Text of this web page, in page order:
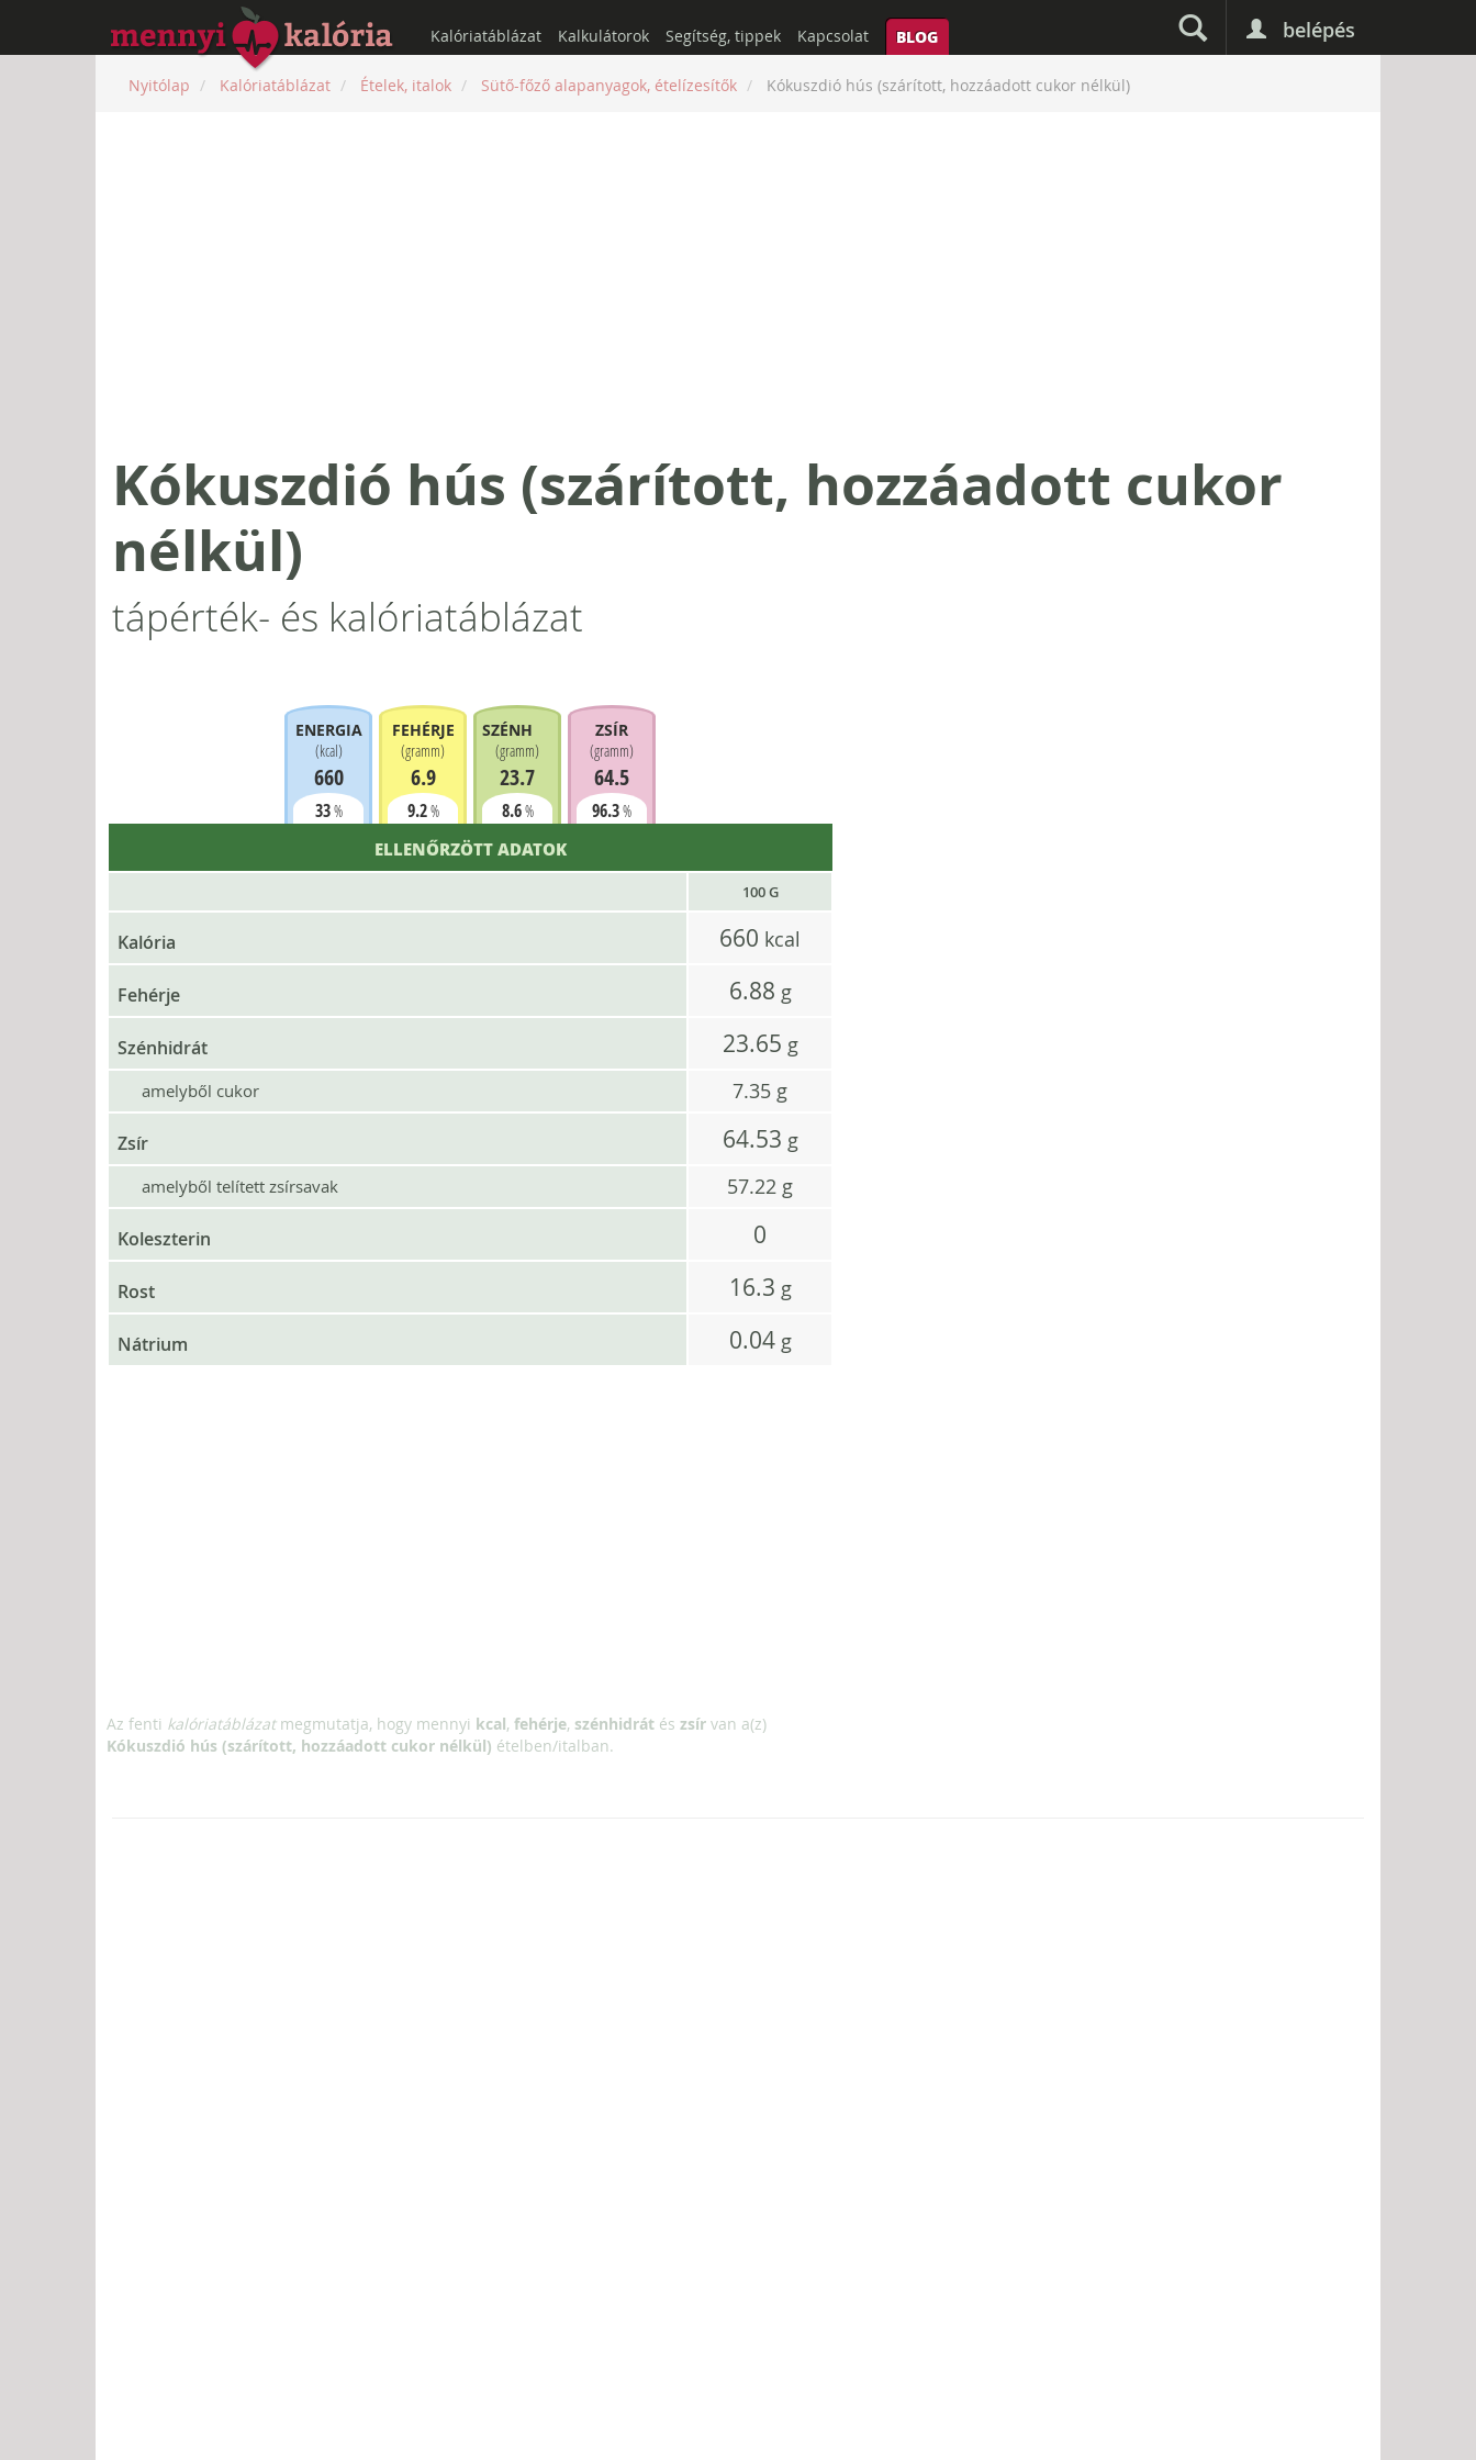
belépés
Kalóriatáblázat Kalkulátorok Segítség, tippek Kapcsolat BLOG
Nyitólap Kalóriatáblázat Ételek, italok Sütő-főző alapanyagok, ételízesítők Kókuszdió hús (szárított, hozzáadott cukor nélkül)
Kókuszdió hús (szárított, hozzáadott cukor
nélkül)
tápérték- és kalóriatáblázat
ENERGIA
(kcal)
660
33%
FEHÉRJE
(gramm)
6.9
9.2%
SZÉNHIDRÁT
(gramm)
23.7
8.6%
ZSÍR
(gramm)
64.5
96.3%
ELLENŐRZÖTT ADATOK
100 G
Kalória 660 kcal
Fehérje 6.88 g
Szénhidrát 23.65 g
amelyből cukor 7.35 g
Zsír 64.53 g
amelyből telített zsírsavak 57.22 g
Koleszterin 0
Rost 16.3 g
Nátrium 0.04 g
Az fenti kalóriatáblázatmegmutatja, hogy mennyi kcal, fehérje, szénhidrát és zsír van a(z)
Kókuszdió hús (szárított, hozzáadott cukor nélkül) ételben/italban.